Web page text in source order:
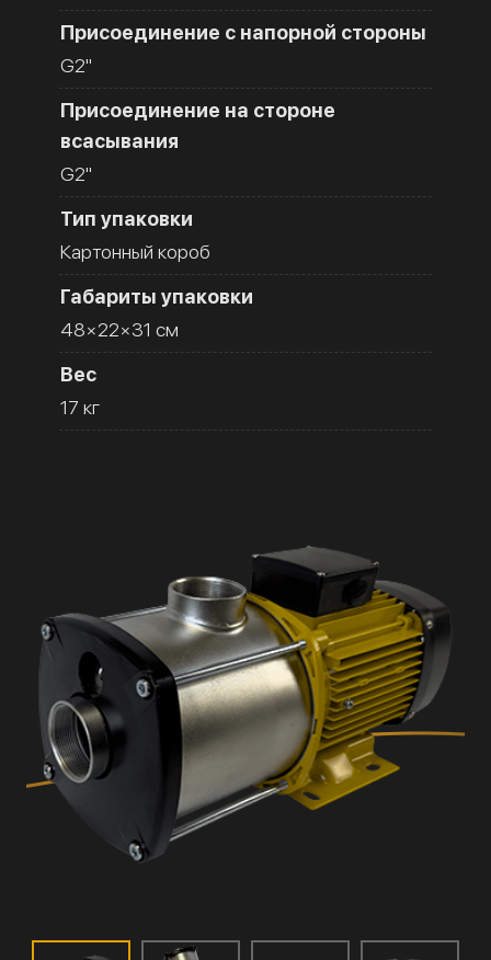
Присоединение с напорной стороны
G2''
Присоединение на стороне
всасывания
G2''
Тип упаковки
Картонный короб
Габариты упаковки
48×22×31 см
Вес
17 кг